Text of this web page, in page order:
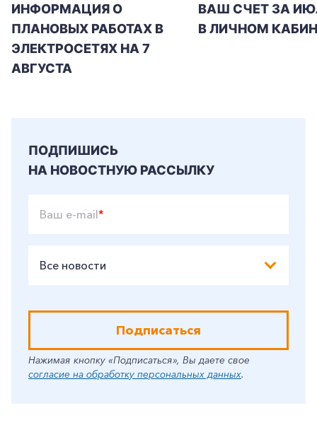
ИНФОРМАЦИЯ О
ПЛАНОВЫХ РАБОТАХ В
ЭЛЕКТРОСЕТЯХ НА 7
АВГУСТА
ВАШ СЧЕТ ЗА
В ЛИЧНОМ
ПОДПИШИСЬ
НА НОВОСТНУЮ РАССЫЛКУ
Ваш e-mail*
Все новости
Подписаться
Нажимая кнопку «Подписаться», Вы даете свое
согласие на обработку персональных данных.